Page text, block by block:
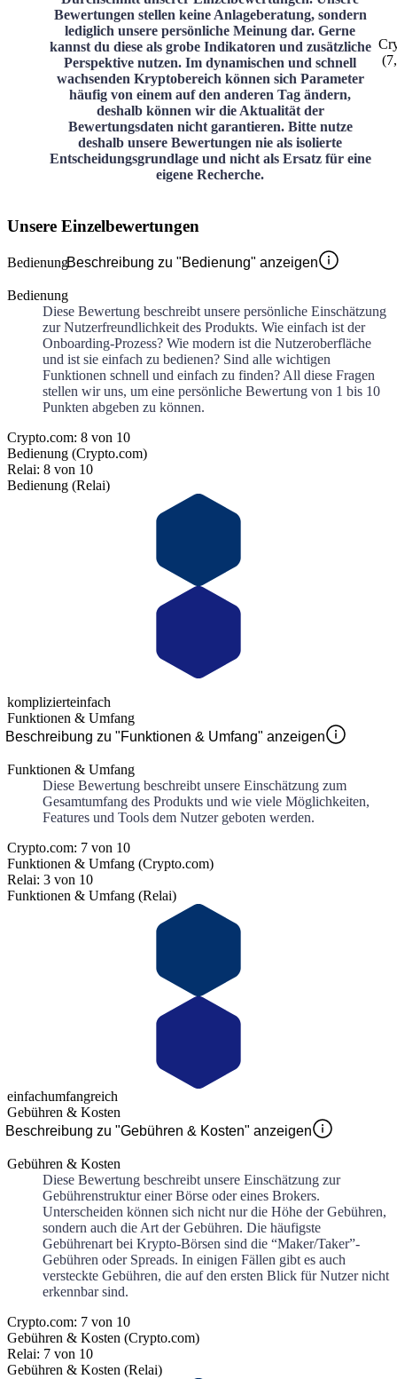
Bewertungen stellen keine Anlageberatung, sondern
lediglich unsere persönliche Meinung dar. Gerne
kannst du diese als grobe Indikatoren und zusätzliche
Perspektive nutzen. Im dynamischen und schnell
wachsenden Kryptobereich können sich Parameter
häufig von einem auf den anderen Tag ändern,
deshalb können wir die Aktualität der
Bewertungsdaten nicht garantieren. Bitte nutze
deshalb unsere Bewertungen nie als isolierte
Entscheidungsgrundlage und nicht als Ersatz für eine
eigene Recherche.
(
Unsere Einzelbewertungen
BedienungBeschreibung zu "Bedienung" anzeigen
Bedienung
Diese Bewertung beschreibt unsere persönliche Einschätzung
zur Nutzerfreundlichkeit des Produkts. Wie einfach ist der
Onboarding-Prozess? Wie modern ist die Nutzeroberfläche
und ist sie einfach zu bedienen? Sind alle wichtigen
Funktionen schnell und einfach zu finden? All diese Fragen
stellen wir uns, um eine persönliche Bewertung von 1 bis 10
Punkten abgeben zu können.
Crypto.com: 8 von 10
Bedienung (Crypto.com)
Relai: 8 von 10
Bedienung (Relai)
komplizierteinfach
Funktionen & Umfang
Beschreibung zu "Funktionen & Umfang" anzeigen
Funktionen & Umfang
Diese Bewertung beschreibt unsere Einschätzung zum
Gesamtumfang des Produkts und wie viele Möglichkeiten,
Features und Tools dem Nutzer geboten werden.
Crypto.com: 7 von 10
Funktionen & Umfang (Crypto.com)
Relai: 3 von 10
Funktionen & Umfang (Relai)
einfachumfangreich
Gebühren & Kosten
Beschreibung zu "Gebühren & Kosten" anzeigen
Gebühren & Kosten
Diese Bewertung beschreibt unsere Einschätzung zur
Gebührenstruktur einer Börse oder eines Brokers.
Unterscheiden können sich nicht nur die Höhe der Gebühren,
sondern auch die Art der Gebühren. Die häufigste
Gebührenart bei Krypto-Börsen sind die “Maker/Taker”-
Gebühren oder Spreads. In einigen Fällen gibt es auch
versteckte Gebühren, die auf den ersten Blick für Nutzer nicht
erkennbar sind.
Crypto.com: 7 von 10
Gebühren & Kosten (Crypto.com)
Relai: 7 von 10
Gebühren & Kosten (Relai)